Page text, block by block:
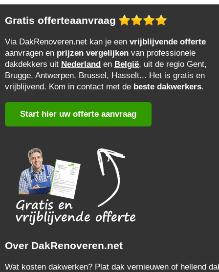
Gratis offerteaanvraag
Via DakRenoveren.net kan je een vrijblijvende offerte
aanvragen en prijzen vergelijken van professionele
dakdekkers uit Nederland en België, uit de regio Gent,
Brugge, Antwerpen, Brussel, Hasselt... Het is gratis en
vrijblijvend. Kom in contact met de beste dakwerkers.
Start hier uw offerte aanvraag
Over DakRenoveren.net
Wat kosten dakwerken? Plat dak vernieuwen of hellend